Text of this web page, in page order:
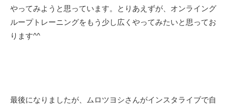
やってみようと思っています。とりあえずが、オンライング
ループトレーニングをもう少し広くやってみたいと思ってお
ります^^
最後になりましたが、ムロツヨシさんがインスタライブで自